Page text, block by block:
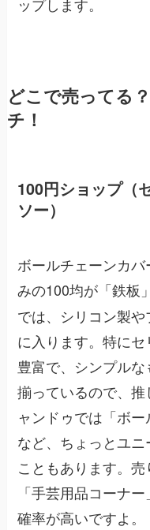
どこで売ってる
チ！
100円ショップ（
ソー）
ボールチェーンカ
みの100均が「鉄板
では、シリコン製
に入ります。特に
豊富で、シンプル
揃っているので、
ャンドゥでは「ボー
など、ちょっとユ
こともあります。
「手芸用品コーナ
確率が高いですよ。